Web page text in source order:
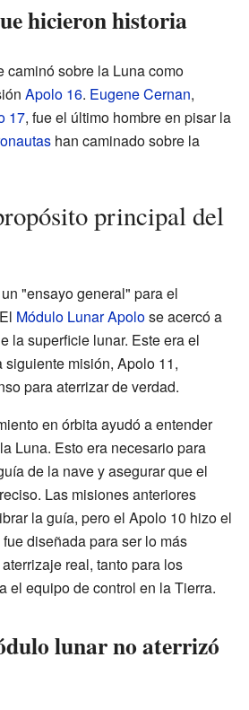
hicieron historia
caminó sobre la Luna como
Apolo 16. Eugene Cernan,
17, fue el último hombre en pisar la
han caminado sobre la
principal del
"ensayo general" para el
Módulo Lunar Apolose acercó a
la superficie lunar. Este era el
misión, Apolo 11,
para aterrizar de verdad.
en órbita ayudó a entender
Luna. Esto era necesario para
de la nave y asegurar que el
Las misiones anteriores
la guía, pero el Apolo 10 hizo el
diseñada para ser lo más
real, tanto para los
el equipo de control en la Tierra.
lunar no aterrizó